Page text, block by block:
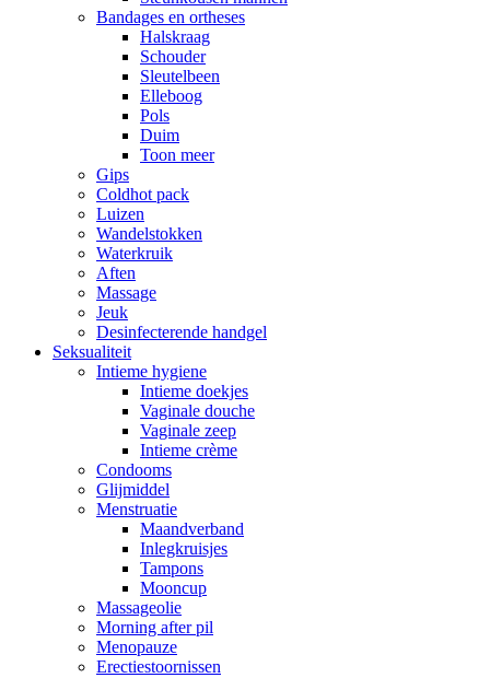
Bandages en ortheses
Halskraag
Schouder
Sleutelbeen
Elleboog
Pols
Duim
Toon meer
Gips
Coldhot pack
Luizen
Wandelstokken
Waterkruik
Aften
Massage
Jeuk
Desinfecterende handgel
Seksualiteit
Intieme hygiene
Intieme doekjes
Vaginale douche
Vaginale zeep
Intieme crème
Condooms
Glijmiddel
Menstruatie
Maandverband
Inlegkruisjes
Tampons
Mooncup
Massageolie
Morning after pil
Menopauze
Erectiestoornissen